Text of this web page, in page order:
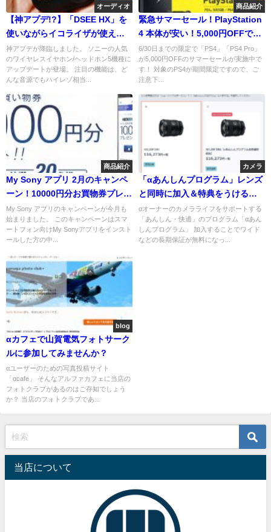
オーディオ
【神アプデ!?】「DSEE HX」を
使いながらイコライザが使える
ように！「WF-1000XM3,WF-
H800,WH-H810,WI-1000XM2」
にアップデート到来！
神アプデが降臨しました。 ソニーの人気
のワイヤレスイヤホン/ヘッドホン5機種に
アップデートが登場。 注目の機能は、ど
んな音源でもハイレゾ相当...
商品紹介
緊急サマーセール！PlayStation
4 本体が安い！5,000円OFFで
す！
6/30日までの限定で「PS4」「PS4 Pro」
が5,000円OFFのサマーセールが実施中で
す！ 対象のPS4が期間限定ですので、ご
注意下...
商品紹介
My Sony アプリ 2月のキャンペ
ーン！10000円分お買物券プレゼ
ント
My Sony アプリのキャンペーンが今月も
始まりました。 このキャンペーンはスマ
ートフォン向けMy Sonyアプリをインスト
ールした方の中...
カメラ
「αあんしんプログラム」レンズ
と同時に加入＆特典をうけるこ
とができるようになりました！
αオーナーのカメラライフをサポートする
「あんしん・快適」のプログラム「αあん
しんプログラム」 加入することでワイド
などの長期保証が無料になっ...
blog
αカフェで山賀電気フォトサーク
ルに参加してみませんか？
αユーザーのための写真投稿サイト
「αcafe」 そんなアルファカフェに当店の
フォトクラブがあるのはご存知でしょう
か？ 当店のフォトクラブであ...
当店について